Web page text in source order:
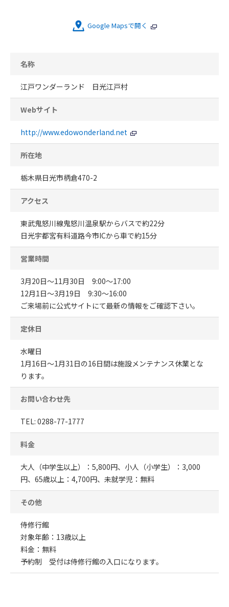
Google Mapsで開く
名称
江戸ワンダーランド 日光江戸村
Webサイト
http://www.edowonderland.net
所在地
栃木県日光市柄倉470-2
アクセス
東武鬼怒川線鬼怒川温泉駅からバスで約22分
日光宇都宮有料道路今市ICから車で約15分
営業時間
3月20日〜11月30日 9:00〜17:00
12月1日〜3月19日 9:30〜16:00
ご来場前に公式サイトにて最新の情報をご確認下さい。
定休日
水曜日
1月16日～1月31日の16日間は施設メンテナンス休業とな
ります。
お問い合わせ先
TEL: 0288-77-1777
料金
大人（中学生以上）：5,800円、小人（小学生）：3,000
円、65歳以上：4,700円、未就学児：無料
その他
侍修行館
対象年齢：13歳以上
料金：無料
予約制 受付は侍修行館の入口になります。